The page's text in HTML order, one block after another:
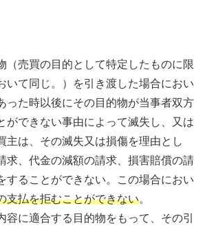
（売買の目的として特定したものに限
いて同じ。）を引き渡した場合におい
った時以後にその目的物が当事者双方
ができない事由によって滅失し、又は
主は、その滅失又は損傷を理由とし
求、代金の減額の請求、損害賠償の請
することができない。この場合におい
支払を拒むことができない。
容に適合する目的物をもって、その引